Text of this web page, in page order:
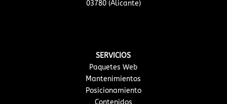
03780 (Alicante)
SERVICIOS
Paquetes Web
Mantenimientos
Posicionamiento
Contenidos